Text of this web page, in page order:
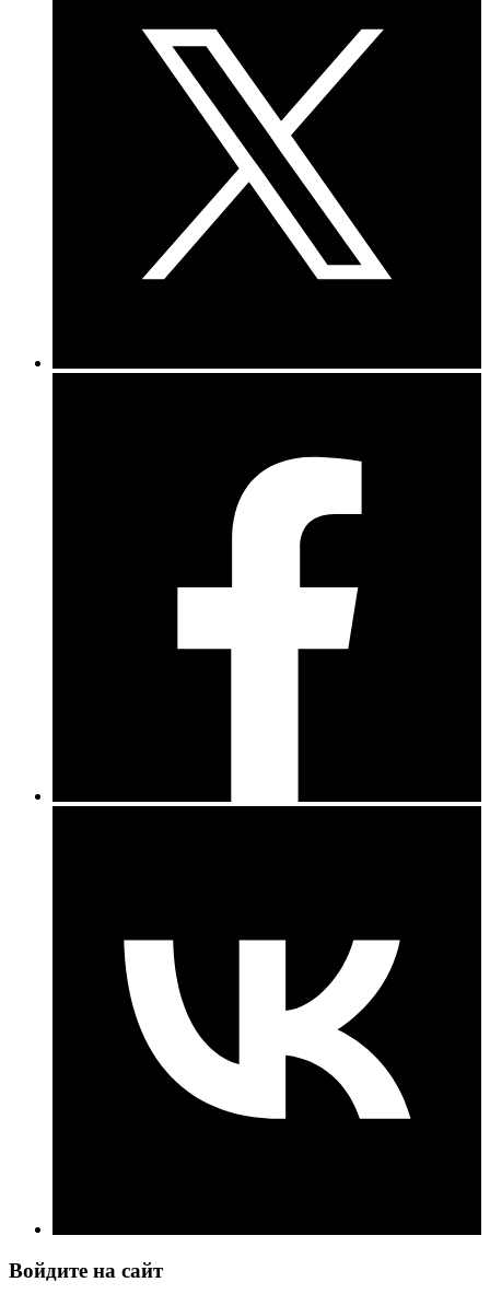
Войдите на сайт